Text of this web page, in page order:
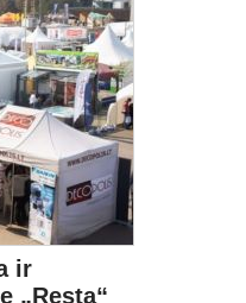
ir
„Resta“